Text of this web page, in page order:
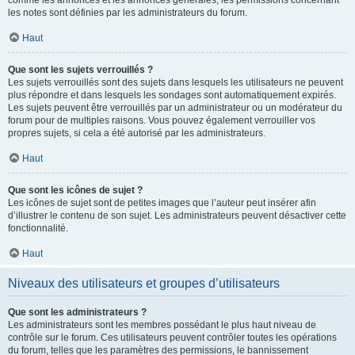
les notes sont définies par les administrateurs du forum.
Haut
Que sont les sujets verrouillés ?
Les sujets verrouillés sont des sujets dans lesquels les utilisateurs ne peuvent
plus répondre et dans lesquels les sondages sont automatiquement expirés.
Les sujets peuvent être verrouillés par un administrateur ou un modérateur du
forum pour de multiples raisons. Vous pouvez également verrouiller vos
propres sujets, si cela a été autorisé par les administrateurs.
Haut
Que sont les icônes de sujet ?
Les icônes de sujet sont de petites images que l’auteur peut insérer afin
d’illustrer le contenu de son sujet. Les administrateurs peuvent désactiver cette
fonctionnalité.
Haut
Niveaux des utilisateurs et groupes d’utilisateurs
Que sont les administrateurs ?
Les administrateurs sont les membres possédant le plus haut niveau de
contrôle sur le forum. Ces utilisateurs peuvent contrôler toutes les opérations
du forum, telles que les paramètres des permissions, le bannissement